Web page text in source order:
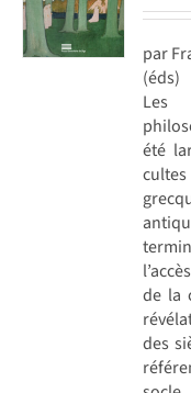
par
(éds)
Les
été
de la
des